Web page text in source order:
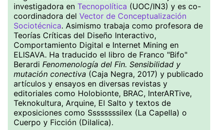
investigadora en Tecnopolítica (UOC/IN3) y es co-
coordinadora del Vector de Conceptualización
Sociotécnica. Asimismo trabaja como profesora de
Teorías Críticas del Diseño Interactivo,
Comportamiento Digital e Internet Mining en
ELISAVA. Ha traducido el libro de Franco "Bifo"
Berardi Fenomenología del Fin. Sensibilidad y
mutación conectiva (Caja Negra, 2017) y publicado
artículos y ensayos en diversas revistas y
editoriales como Holobionte, BRAC, InterARTive,
Teknokultura, Arquine, El Salto y textos de
exposiciones como Ssssssssilex (La Capella) o
Cuerpo y Ficción (Dilalica).